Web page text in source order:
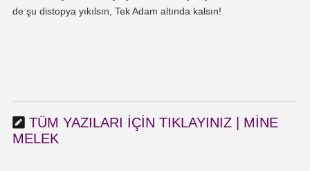
de şu distopya yıkılsın, Tek Adam altında kalsın!
TÜM YAZILARI IÇIN TIKLAYINIZ | MINE
MELEK